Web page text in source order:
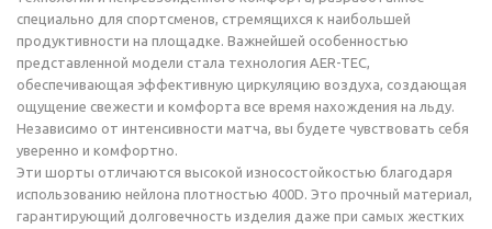
специально для спортсменов, стремящихся к наибольшей
продуктивности на площадке. Важнейшей особенностью
представленной модели стала технология AER-TEC,
обеспечивающая эффективную циркуляцию воздуха, создающая
ощущение свежести и комфорта все время нахождения на льду.
Независимо от интенсивности матча, вы будете чувствовать себя
уверенно и комфортно.
Эти шорты отличаются высокой износостойкостью благодаря
использованию нейлона плотностью 400D. Это прочный материал,
гарантирующий долговечность изделия даже при самых жестких